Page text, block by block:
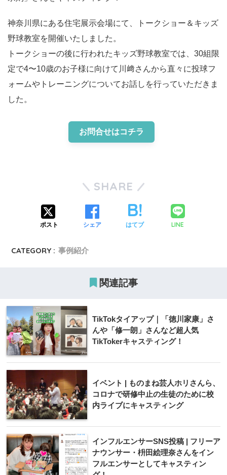
神奈川県にある住宅展示会場にて、トークショー＆キッズ
野球教室を開催いたしました。
トークショーの後に行われたキッズ野球教室では、30組限
定で4〜10歳のお子様に向けて川﨑さんから直々に投球フ
ォームやトレーニングについてお話しを行っていただきま
した。
お問合せはコチラ
SHARE
ポスト シェア はてブ LINE
CATEGORY : 事例紹介
関連記事
TikTokタイアップ｜「徳川家康」さ
んや「修一朗」さんなど超人気
TikTokerキャスティング！
イベント | ものまね芸人ホリさんら、
コロナで研修中止の生徒のために校
内ライブにキャスティング
インフルエンサーSNS投稿 | フリーア
ナウンサー・枡田絵理奈さんをイン
フルエンサーとしてキャスティン